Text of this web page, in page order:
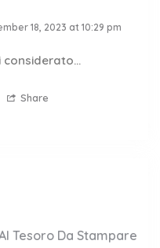
18, 2023 at 10:29 pm
considerato…
Share
Tesoro Da Stampare